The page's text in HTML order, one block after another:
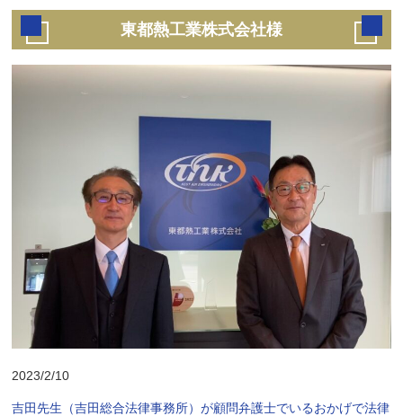
東都熱工業株式会社様
2023/2/10
吉田先生（吉田総合法律事務所）が顧問弁護士でいるおかげで法律